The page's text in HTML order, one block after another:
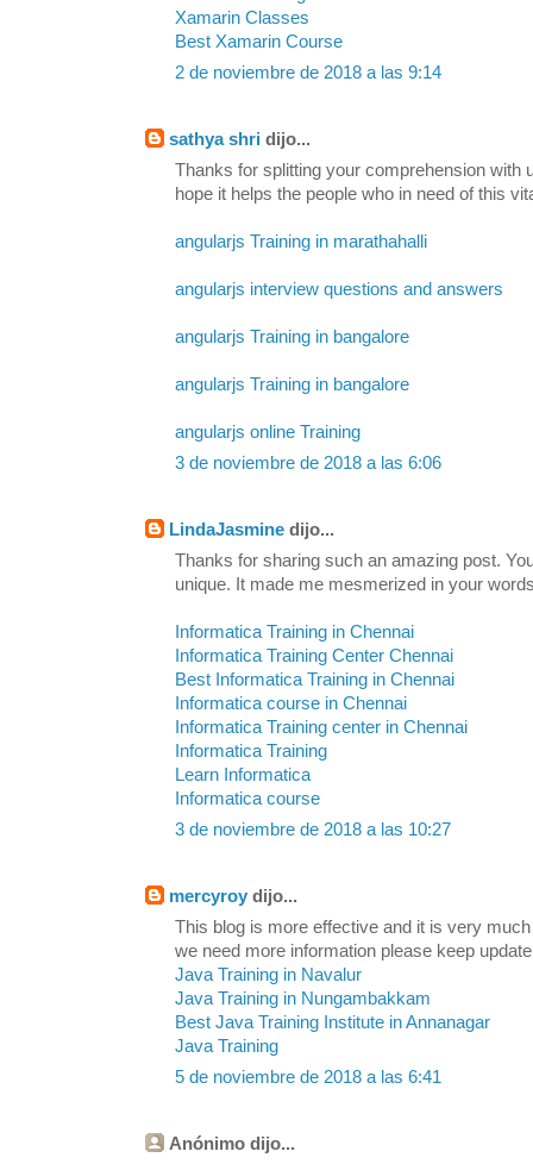
Xamarin Classes
Best Xamarin Course
2 de noviembre de 2018 a las 9:14
sathya shri dijo...
Thanks for splitting your comprehension with
hope it helps the people who in need of this
angularjs Training in marathahalli
angularjs interview questions and answers
angularjs Training in bangalore
angularjs Training in bangalore
angularjs online Training
3 de noviembre de 2018 a las 6:06
LindaJasmine dijo...
Thanks for sharing such an amazing post.
unique. It made me mesmerized in your
Informatica Training in Chennai
Informatica Training Center Chennai
Best Informatica Training in Chennai
Informatica course in Chennai
Informatica Training center in Chennai
Informatica Training
Learn Informatica
Informatica course
3 de noviembre de 2018 a las 10:27
mercyroy dijo...
This blog is more effective and it is very
we need more information please keep
Java Training in Navalur
Java Training in Nungambakkam
Best Java Training Institute in Annanagar
Java Training
5 de noviembre de 2018 a las 6:41
Anónimo dijo...